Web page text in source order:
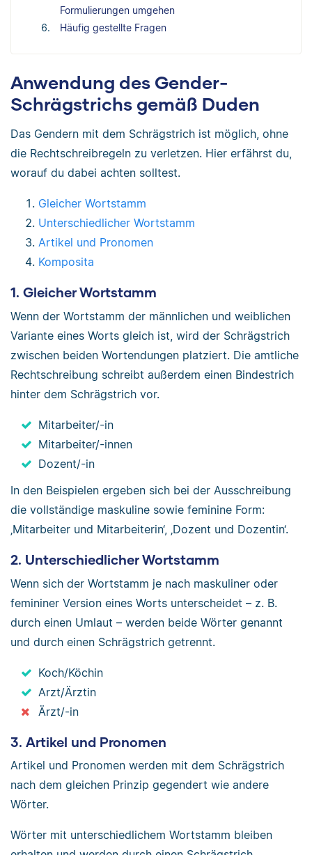
Formulierungen umgehen
Häufig gestellte Fragen
Anwendung des Gender-
Schrägstrichs gemäß Duden
Das Gendern mit dem Schrägstrich ist möglich, ohne
die Rechtschreibregeln zu verletzen. Hier erfährst du,
worauf du dabei achten solltest.
Gleicher Wortstamm
Unterschiedlicher Wortstamm
Artikel und Pronomen
Komposita
1. Gleicher Wortstamm
Wenn der Wortstamm der männlichen und weiblichen
Variante eines Worts gleich ist, wird der Schrägstrich
zwischen beiden Wortendungen platziert. Die amtliche
Rechtschreibung schreibt außerdem einen Bindestrich
hinter dem Schrägstrich vor.
Mitarbeiter/-in
Mitarbeiter/-innen
Dozent/-in
In den Beispielen ergeben sich bei der Ausschreibung
die vollständige maskuline sowie feminine Form:
‚Mitarbeiter und Mitarbeiterin‘, ‚Dozent und Dozentin‘.
2. Unterschiedlicher Wortstamm
Wenn sich der Wortstamm je nach maskuliner oder
femininer Version eines Worts unterscheidet – z. B.
durch einen Umlaut – werden beide Wörter genannt
und durch einen Schrägstrich getrennt.
Koch/Köchin
Arzt/Ärztin
Ärzt/-in
3. Artikel und Pronomen
Artikel und Pronomen werden mit dem Schrägstrich
nach dem gleichen Prinzip gegendert wie andere
Wörter.
Wörter mit unterschiedlichem Wortstamm bleiben